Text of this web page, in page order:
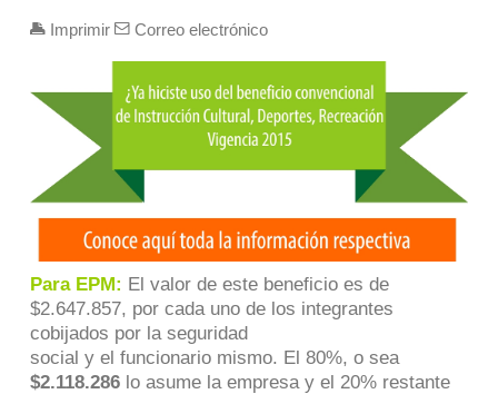
Imprimir Correo electrónico
Para EPM: El valor de este beneficio es de
$2.647.857, por cada uno de los integrantes
cobijados por la seguridad
social y el funcionario mismo. El 80%, o sea
$2.118.286lo asume la empresa y el 20% restante